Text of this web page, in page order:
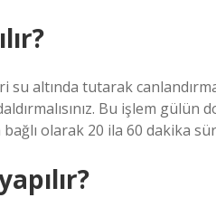
su altında tutarak
Bu işlem gülün
olarak 20 ila 60 dakika